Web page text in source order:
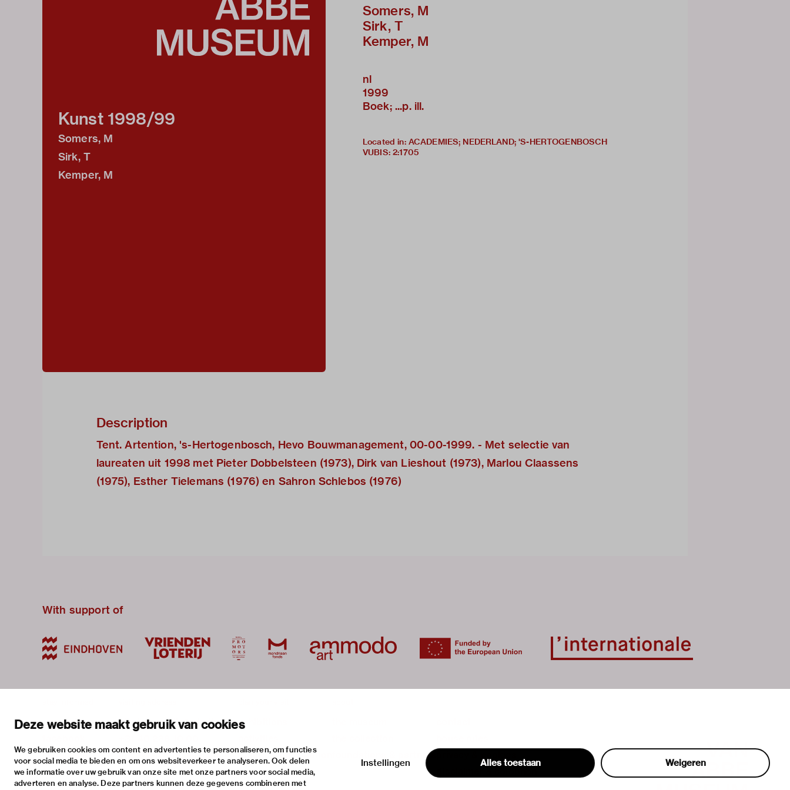
Deze website maakt gebruik van cookies
We gebruiken cookies om content en advertenties te personaliseren, om functies
voor social media te bieden en om ons websiteverkeer te analyseren. Ook delen
we informatie over uw gebruik van onze site met onze partners voor social media,
adverteren en analyse. Deze partners kunnen deze gegevens combineren met
Alles toestaan Weigeren
Instellingen
Kunst 1998/99
Somers, M
Sirk, T
Kemper, M
Somers, M
Sirk, T
Kemper, M
nl
1999
Boek; ...p. ill.
Located in: ACADEMIES; NEDERLAND; 'S-HERTOGENBOSCH
VUBIS: 2:1705
Description
Tent. Artention, 's-Hertogenbosch, Hevo Bouwmanagement, 00-00-1999. - Met selectie van
laureaten uit 1998 met Pieter Dobbelsteen (1973), Dirk van Lieshout (1973), Marlou Claassens
(1975), Esther Tielemans (1976) en Sahron Schlebos (1976)
With support of
newsletter
instagram
twitter
stratumsedijk 2 eindhoven
info@vanabbemuseum.nl
exhibitions
practical information
foundations & partners